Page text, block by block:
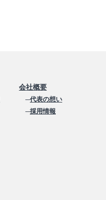
会社概要
─代表の想い
─採用情報